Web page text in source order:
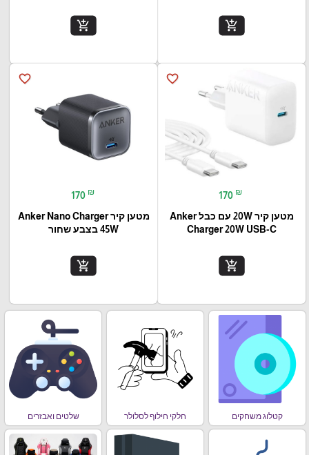
add_shopping_cart
add_shopping_cart
favorite_border
170 ₪
מטען קיר 20W עם כבל Anker
Charger 20W USB-C
add_shopping_cart
favorite_border
170 ₪
מטען קיר Anker Nano Charger
45W בצבע שחור
add_shopping_cart
קטלוג משחקים חלקי חילוף לסלולר שלטים ואבזרים